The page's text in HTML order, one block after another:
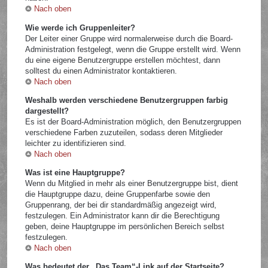
Nach oben
Wie werde ich Gruppenleiter?
Der Leiter einer Gruppe wird normalerweise durch die Board-
Administration festgelegt, wenn die Gruppe erstellt wird. Wenn
du eine eigene Benutzergruppe erstellen möchtest, dann
solltest du einen Administrator kontaktieren.
Nach oben
Weshalb werden verschiedene Benutzergruppen farbig
dargestellt?
Es ist der Board-Administration möglich, den Benutzergruppen
verschiedene Farben zuzuteilen, sodass deren Mitglieder
leichter zu identifizieren sind.
Nach oben
Was ist eine Hauptgruppe?
Wenn du Mitglied in mehr als einer Benutzergruppe bist, dient
die Hauptgruppe dazu, deine Gruppenfarbe sowie den
Gruppenrang, der bei dir standardmäßig angezeigt wird,
festzulegen. Ein Administrator kann dir die Berechtigung
geben, deine Hauptgruppe im persönlichen Bereich selbst
festzulegen.
Nach oben